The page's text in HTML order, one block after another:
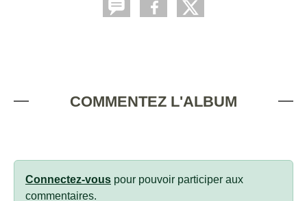
COMMENTEZ L'ALBUM
Connectez-vous pour pouvoir participer aux
commentaires.